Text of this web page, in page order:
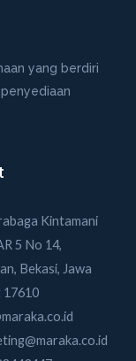
yang berdiri
Kintamani
5 No 14,
Bekasi, Jawa